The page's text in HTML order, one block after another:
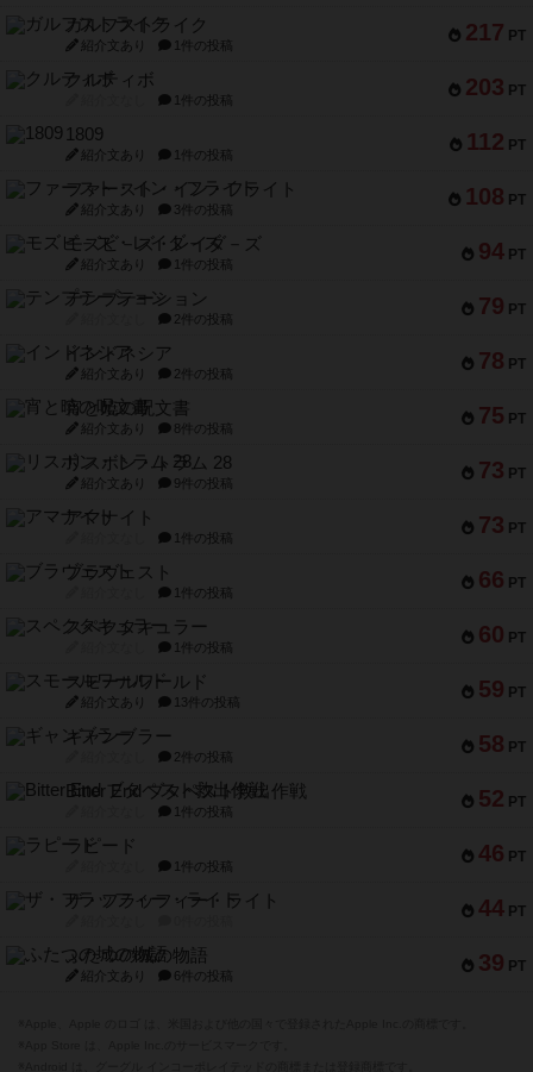
217 PT
ガルフストライク
紹介文あり 1件の投稿
203 PT
クルティボ
1件の投稿
112 PT
1809
紹介文あり 1件の投稿
108 PT
ファースト・イン・フライト
紹介文あり 3件の投稿
94 PT
モズビ－ズ・レイダ－ズ
紹介文あり 1件の投稿
79 PT
テンプテーション
2件の投稿
78 PT
インドネシア
紹介文あり 2件の投稿
75 PT
宵と暁の呪文書
紹介文あり 8件の投稿
73 PT
リスボン・トラム 28
紹介文あり 9件の投稿
73 PT
アマナイト
1件の投稿
66 PT
ブラヴェスト
1件の投稿
60 PT
スペクタキュラー
1件の投稿
59 PT
スモールワールド
紹介文あり 13件の投稿
58 PT
ギャンブラー
2件の投稿
52 PT
Bitter End ブタペスト救出作戦
1件の投稿
46 PT
ラピード
1件の投稿
44 PT
ザ・フラッフィー・ライト
39 PT
ふたつの城の物語
紹介文あり 6件の投稿